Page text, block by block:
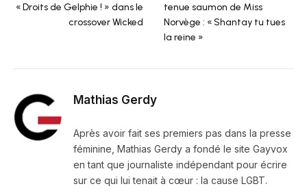
« Droits de Gelphie ! » dans le
crossover Wicked
tenue saumon de Miss
Norvège : « Shantay tu tues
la reine »
Mathias Gerdy
Après avoir fait ses premiers pas dans la presse
féminine, Mathias Gerdy a fondé le site Gayvox
en tant que journaliste indépendant pour écrire
sur ce qui lui tenait à cœur : la cause LGBT.